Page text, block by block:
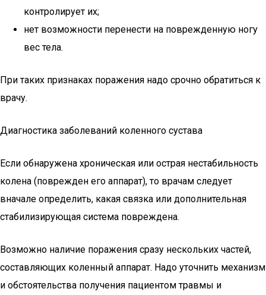
контролирует их;
нет возможности перенести на поврежденную ногу
вес тела.
При таких признаках поражения надо срочно обратиться к
врачу.
Диагностика заболеваний коленного сустава
Если обнаружена хроническая или острая нестабильность
колена (поврежден его аппарат), то врачам следует
вначале определить, какая связка или дополнительная
стабилизирующая система повреждена.
Возможно наличие поражения сразу нескольких частей,
составляющих коленный аппарат. Надо уточнить механизм
и обстоятельства получения пациентом травмы и